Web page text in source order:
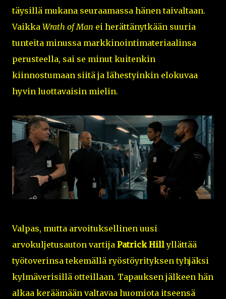
täysillä mukana seuraamassa hänen taivaltaan.
Vaikka Wrath of Man ei herättänytkään suuria
tunteita minussa markkinointimateriaalinsa
perusteella, sai se minut kuitenkin
kiinnostumaan siitä ja lähestyinkin elokuvaa
hyvin luottavaisin mielin.
Valpas, mutta arvoituksellinen uusi
arvokuljetusauton vartija Patrick Hillyllättää
työtoverinsa tekemällä ryöstöyrityksen tyhjäksi
kylmäverisillä otteillaan. Tapauksen jälkeen hän
alkaa keräämään valtavaa huomiota itseensä